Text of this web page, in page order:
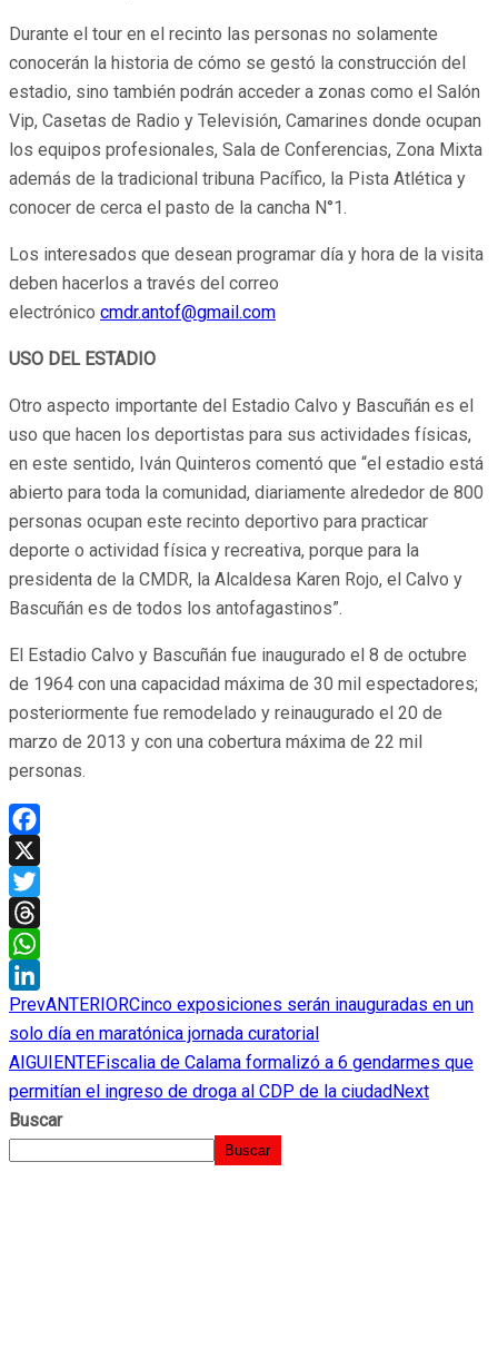
Durante el tour en el recinto las personas no solamente
conocerán la historia de cómo se gestó la construcción del
estadio, sino también podrán acceder a zonas como el Salón
Vip, Casetas de Radio y Televisión, Camarines donde ocupan
los equipos profesionales, Sala de Conferencias, Zona Mixta
además de la tradicional tribuna Pacífico, la Pista Atlética y
conocer de cerca el pasto de la cancha N°1.
Los interesados que desean programar día y hora de la visita
deben hacerlos a través del correo
electrónico cmdr.antof@gmail.com
USO DEL ESTADIO
Otro aspecto importante del Estadio Calvo y Bascuñán es el
uso que hacen los deportistas para sus actividades físicas,
en este sentido, Iván Quinteros comentó que “el estadio está
abierto para toda la comunidad, diariamente alrededor de 800
personas ocupan este recinto deportivo para practicar
deporte o actividad física y recreativa, porque para la
presidenta de la CMDR, la Alcaldesa Karen Rojo, el Calvo y
Bascuñán es de todos los antofagastinos”.
El Estadio Calvo y Bascuñán fue inaugurado el 8 de octubre
de 1964 con una capacidad máxima de 30 mil espectadores;
posteriormente fue remodelado y reinaugurado el 20 de
marzo de 2013 y con una cobertura máxima de 22 mil
personas.
Facebook
X
Twitter
Threads
WhatsApp
LinkedIn
PrevANTERIORCinco exposiciones serán inauguradas en un
solo día en maratónica jornada curatorial
AIGUIENTEFiscalia de Calama formalizó a 6 gendarmes que
permitían el ingreso de droga al CDP de la ciudad Next
Buscar
Buscar